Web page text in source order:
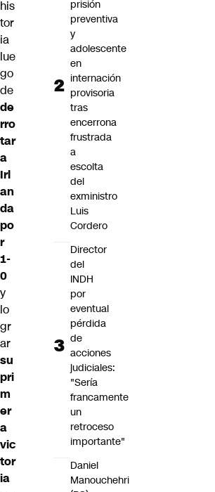
his
tor
ia
lue
go
de
de
rro
tar
a
Irl
an
da
po
r
1-
0
y
lo
gr
ar
su
pri
m
er
a
vic
tor
ia
prisión
preventiva
y
adolescente
en
internación
provisoria
tras
encerrona
frustrada
a
escolta
del
exministro
Luis
Cordero
Director
del
INDH
por
eventual
pérdida
de
acciones
judiciales:
"Sería
francamente
un
retroceso
importante"
Daniel
Manouchehri